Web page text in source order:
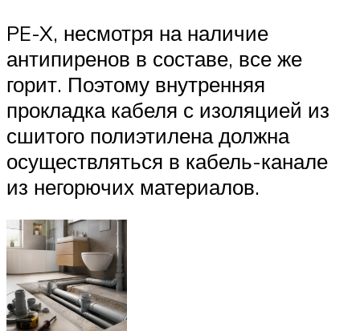
PE-X, несмотря на наличие
антипиренов в составе, все же
горит. Поэтому внутренняя
прокладка кабеля с изоляцией из
сшитого полиэтилена должна
осуществляться в кабель-канале
из негорючих материалов.